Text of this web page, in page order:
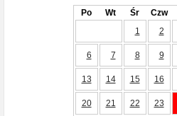
Po Wt Śr Czw
1
2
6 7 8 9
13 14 15 16
20 21 22 23